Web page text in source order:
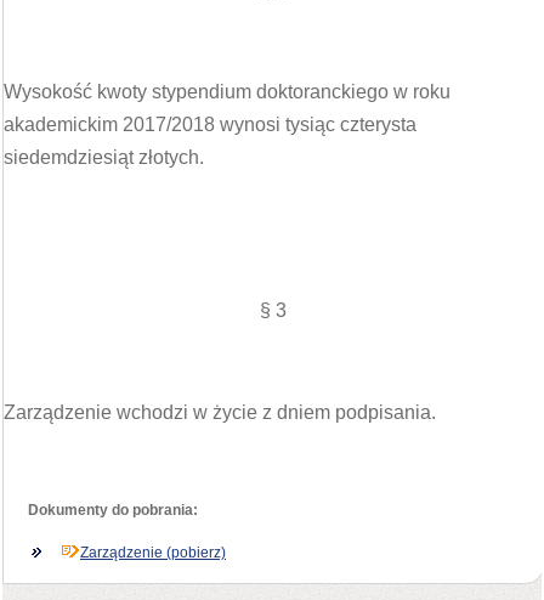
Wysokość kwoty stypendium doktoranckiego w roku
akademickim 2017/2018 wynosi tysiąc czterysta
siedemdziesiąt złotych.
§ 3
Zarządzenie wchodzi w życie z dniem podpisania.
Dokumenty do pobrania:
Zarządzenie (pobierz)